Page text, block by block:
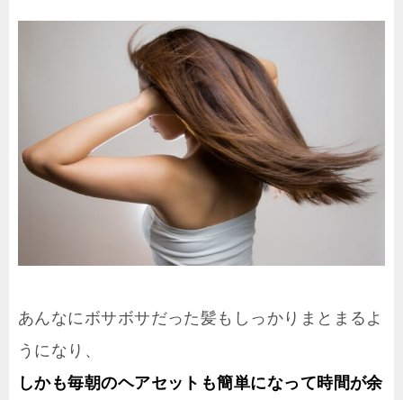
あんなにボサボサだった髪もしっかりまとまるよ
うになり、
しかも毎朝のヘアセットも簡単になって時間が余